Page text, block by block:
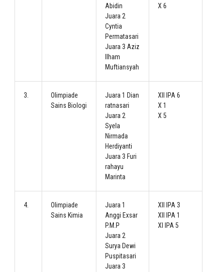
Abidin
Juara 2
Cyntia
Permatasari
Juara 3 Aziz
Ilham
Muftiansyah
X 6
3.
Olimpiade
Sains Biologi
Juara 1 Dian
ratnasari
Juara 2
Syela
Nirmada
Herdiyanti
Juara 3 Furi
rahayu
Marinta
XII IPA 6
X 1
X 5
4.
Olimpiade
Sains Kimia
Juara 1
Anggi Exsar
P.M.P
Juara 2
Surya Dewi
Puspitasari
Juara 3
XII IPA 3
XII IPA 1
XI IPA 5